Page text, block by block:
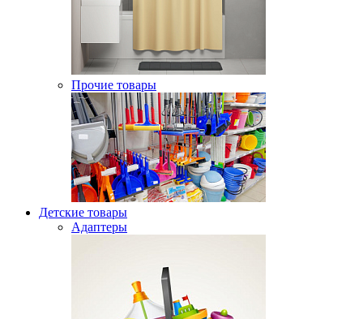
Прочие товары
Детские товары
Адаптеры